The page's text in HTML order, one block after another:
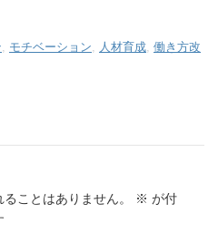
モチベーション 人材育成 働き方改
ことはありません。 ※ が付